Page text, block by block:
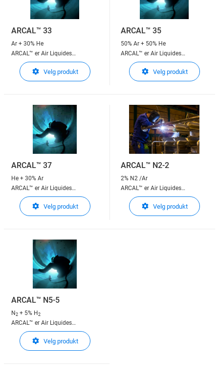
ARCAL™ 33
Ar + 30% He
ARCAL™ er Air Liquides
beskyttelsesgasser til
lysbuesveisingVelg produkt
ARCAL™ 35
50% Ar + 50% He
ARCAL™ er Air Liquides
beskyttelsesgasser til
lysbuesveisingVelg produkt
ARCAL™ 37
He + 30% Ar
ARCAL™ er Air Liquides
beskyttelsesgasser til
lysbuesveisingVelg produkt
ARCAL™ N2-2
2% N2 /Ar
ARCAL™ er Air Liquides
beskyttelsesgasser til
lysbuesveisingVelg produkt
ARCAL™ N5-5
N 2 + 5% H 2
ARCAL™ er Air Liquides
beskyttelsesgasser til
lysbuesveisingVelg produkt